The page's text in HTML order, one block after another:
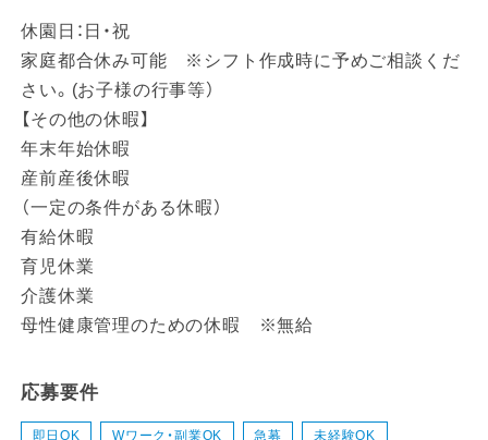
休園日：日・祝
家庭都合休み可能 ※シフト作成時に予めご相談くだ
さい。(お子様の行事等）
【その他の休暇】
年末年始休暇
産前産後休暇
（一定の条件がある休暇）
有給休暇
育児休業
介護休業
母性健康管理のための休暇 ※無給
応募要件
即日OK Wワーク・副業OK 急募 未経験OK